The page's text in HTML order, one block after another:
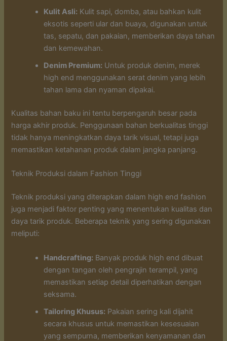
Kulit Asli: Kulit sapi, domba, atau bahkan kulit
eksotis seperti ular dan buaya, digunakan untuk
tas, sepatu, dan pakaian, memberikan daya tahan
dan kemewahan.
Denim Premium: Untuk produk denim, merek
high end menggunakan serat denim yang lebih
tahan lama dan nyaman dipakai.
Kualitas bahan baku ini tentu berpengaruh besar pada
harga akhir produk. Penggunaan bahan berkualitas tinggi
tidak hanya meningkatkan daya tarik visual, tetapi juga
memastikan ketahanan produk dalam jangka panjang.
Teknik Produksi dalam Fashion Tinggi
Teknik produksi yang diterapkan dalam high end fashion
juga menjadi faktor penting yang menentukan kualitas dan
daya tarik produk. Beberapa teknik yang sering digunakan
meliputi:
Handcrafting: Banyak produk high end dibuat
dengan tangan oleh pengrajin terampil, yang
memastikan setiap detail diperhatikan dengan
seksama.
Tailoring Khusus: Pakaian sering kali dijahit
secara khusus untuk memastikan kesesuaian
yang sempurna, memberikan kenyamanan dan